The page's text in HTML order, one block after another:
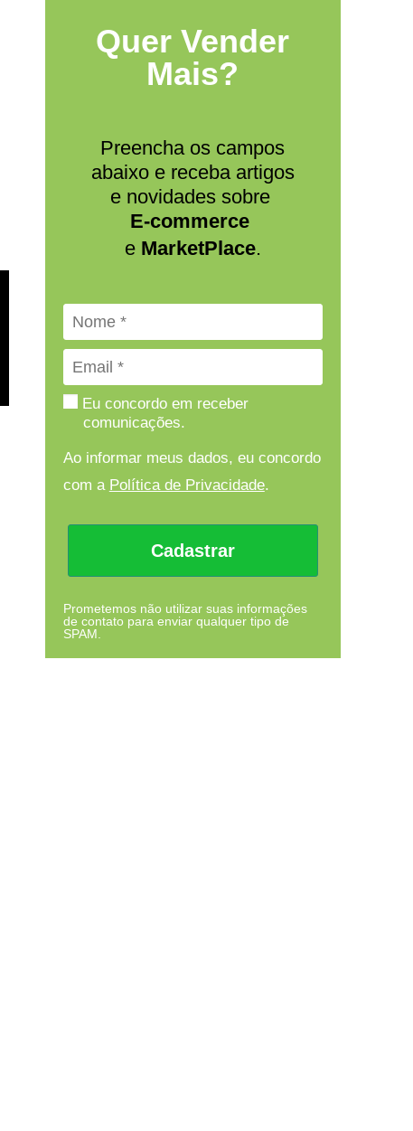
Quer Vender
Mais?
Preencha os campos
abaixo e receba artigos
e novidades sobre
E-commerce
e MarketPlace.
Eu concordo em receber
comunicações.
Ao informar meus dados, eu concordo
com a Política de Privacidade.
Cadastrar
Prometemos não utilizar suas informações
de contato para enviar qualquer tipo de
SPAM.